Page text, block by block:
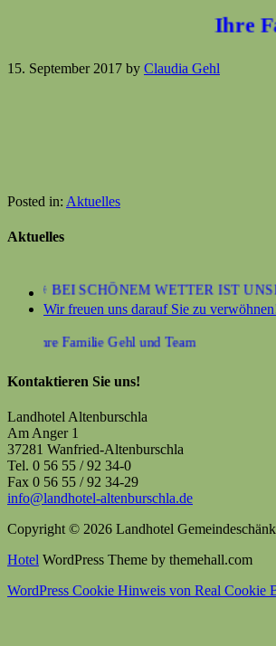
Ihre
15. September 2017 by Claudia Gehl
Posted in: Aktuelles
Aktuelles
☀ BEI SCHÖNEM WETTER IST
Wir freuen uns darauf Sie zu
Ihre Familie Gehl und Team
Kontaktieren Sie uns!
Landhotel Altenburschla
Am Anger 1
37281 Wanfried-Altenburschla
Tel. 0 56 55 / 92 34-0
Fax 0 56 55 / 92 34-29
info@landhotel-altenburschla.de
Copyright © 2026 Landhotel
Hotel WordPress Theme by themehall.com
WordPress Cookie Hinweis von Real Cookie